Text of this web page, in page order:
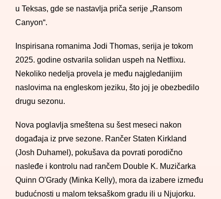
u Teksas, gde se nastavlja priča serije „Ransom
Canyon“.
Inspirisana romanima Jodi Thomas, serija je tokom
2025. godine ostvarila solidan uspeh na Netflixu.
Nekoliko nedelja provela je među najgledanijim
naslovima na engleskom jeziku, što joj je obezbedilo
drugu sezonu.
Nova poglavlja smeštena su šest meseci nakon
događaja iz prve sezone. Rančer Staten Kirkland
(Josh Duhamel), pokušava da povrati porodično
nasleđe i kontrolu nad rančem Double K. Muzičarka
Quinn O'Grady (Minka Kelly), mora da izabere između
budućnosti u malom teksaškom gradu ili u Njujorku.